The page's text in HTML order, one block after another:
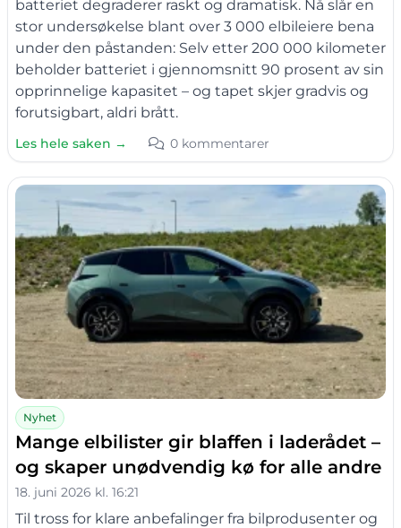
batteriet degraderer raskt og dramatisk. Nå slår en
stor undersøkelse blant over 3 000 elbileiere bena
under den påstanden: Selv etter 200 000 kilometer
beholder batteriet i gjennomsnitt 90 prosent av sin
opprinnelige kapasitet – og tapet skjer gradvis og
forutsigbart, aldri brått.
Les hele saken → 0 kommentarer
Nyhet
Mange elbilister gir blaffen i laderådet –
og skaper unødvendig kø for alle andre
18. juni 2026 kl. 16:21
Til tross for klare anbefalinger fra bilprodusenter og